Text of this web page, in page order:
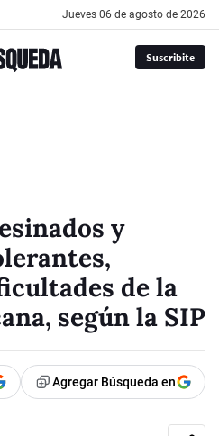
jueves 06 de agosto de 2026
Suscribite
y
de la
según la SIP
Agregar Búsqueda en